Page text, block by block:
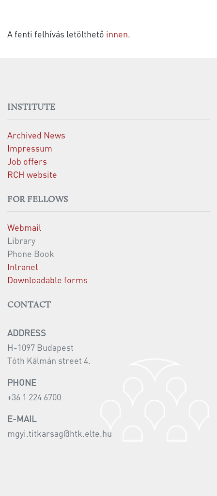
A fenti felhívás letölthető innen
INSTITUTE
Archived News
Impressum
Job offers
RCH website
FOR FELLOWS
Webmail
Library
Phone Book
Intranet
Downloadable forms
CONTACT
ADDRESS
H-1097 Budapest
Tóth Kálmán street 4.
PHONE
+36 1 224 6700
E-MAIL
mgyi.titkarsag@htk.elte.hu